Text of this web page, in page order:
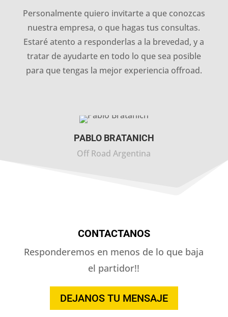
Personalmente quiero invitarte a que conozcas
nuestra empresa, o que hagas tus consultas.
Estaré atento a responderlas a la brevedad, y a
tratar de ayudarte en todo lo que sea posible
para que tengas la mejor experiencia offroad.
PABLO BRATANICH
Off Road Argentina
CONTACTANOS
Responderemos en menos de lo que baja
el partidor!!
DEJANOS TU MENSAJE